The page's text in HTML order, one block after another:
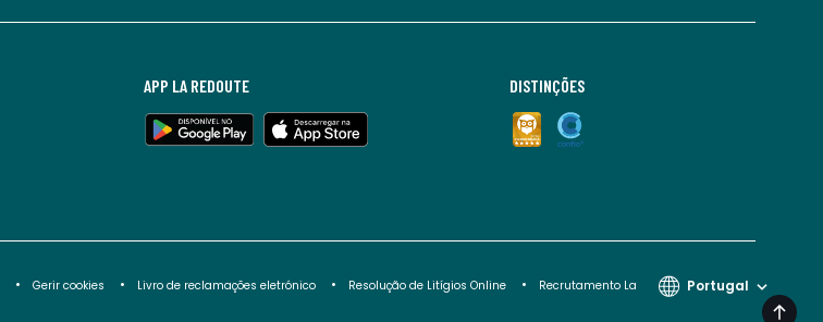
APP LA REDOUTE DISTINÇÕES
Gerir cookies Livro de reclamações eletrónico Resolução de Litígios Online
Recrutamento La
Portugal